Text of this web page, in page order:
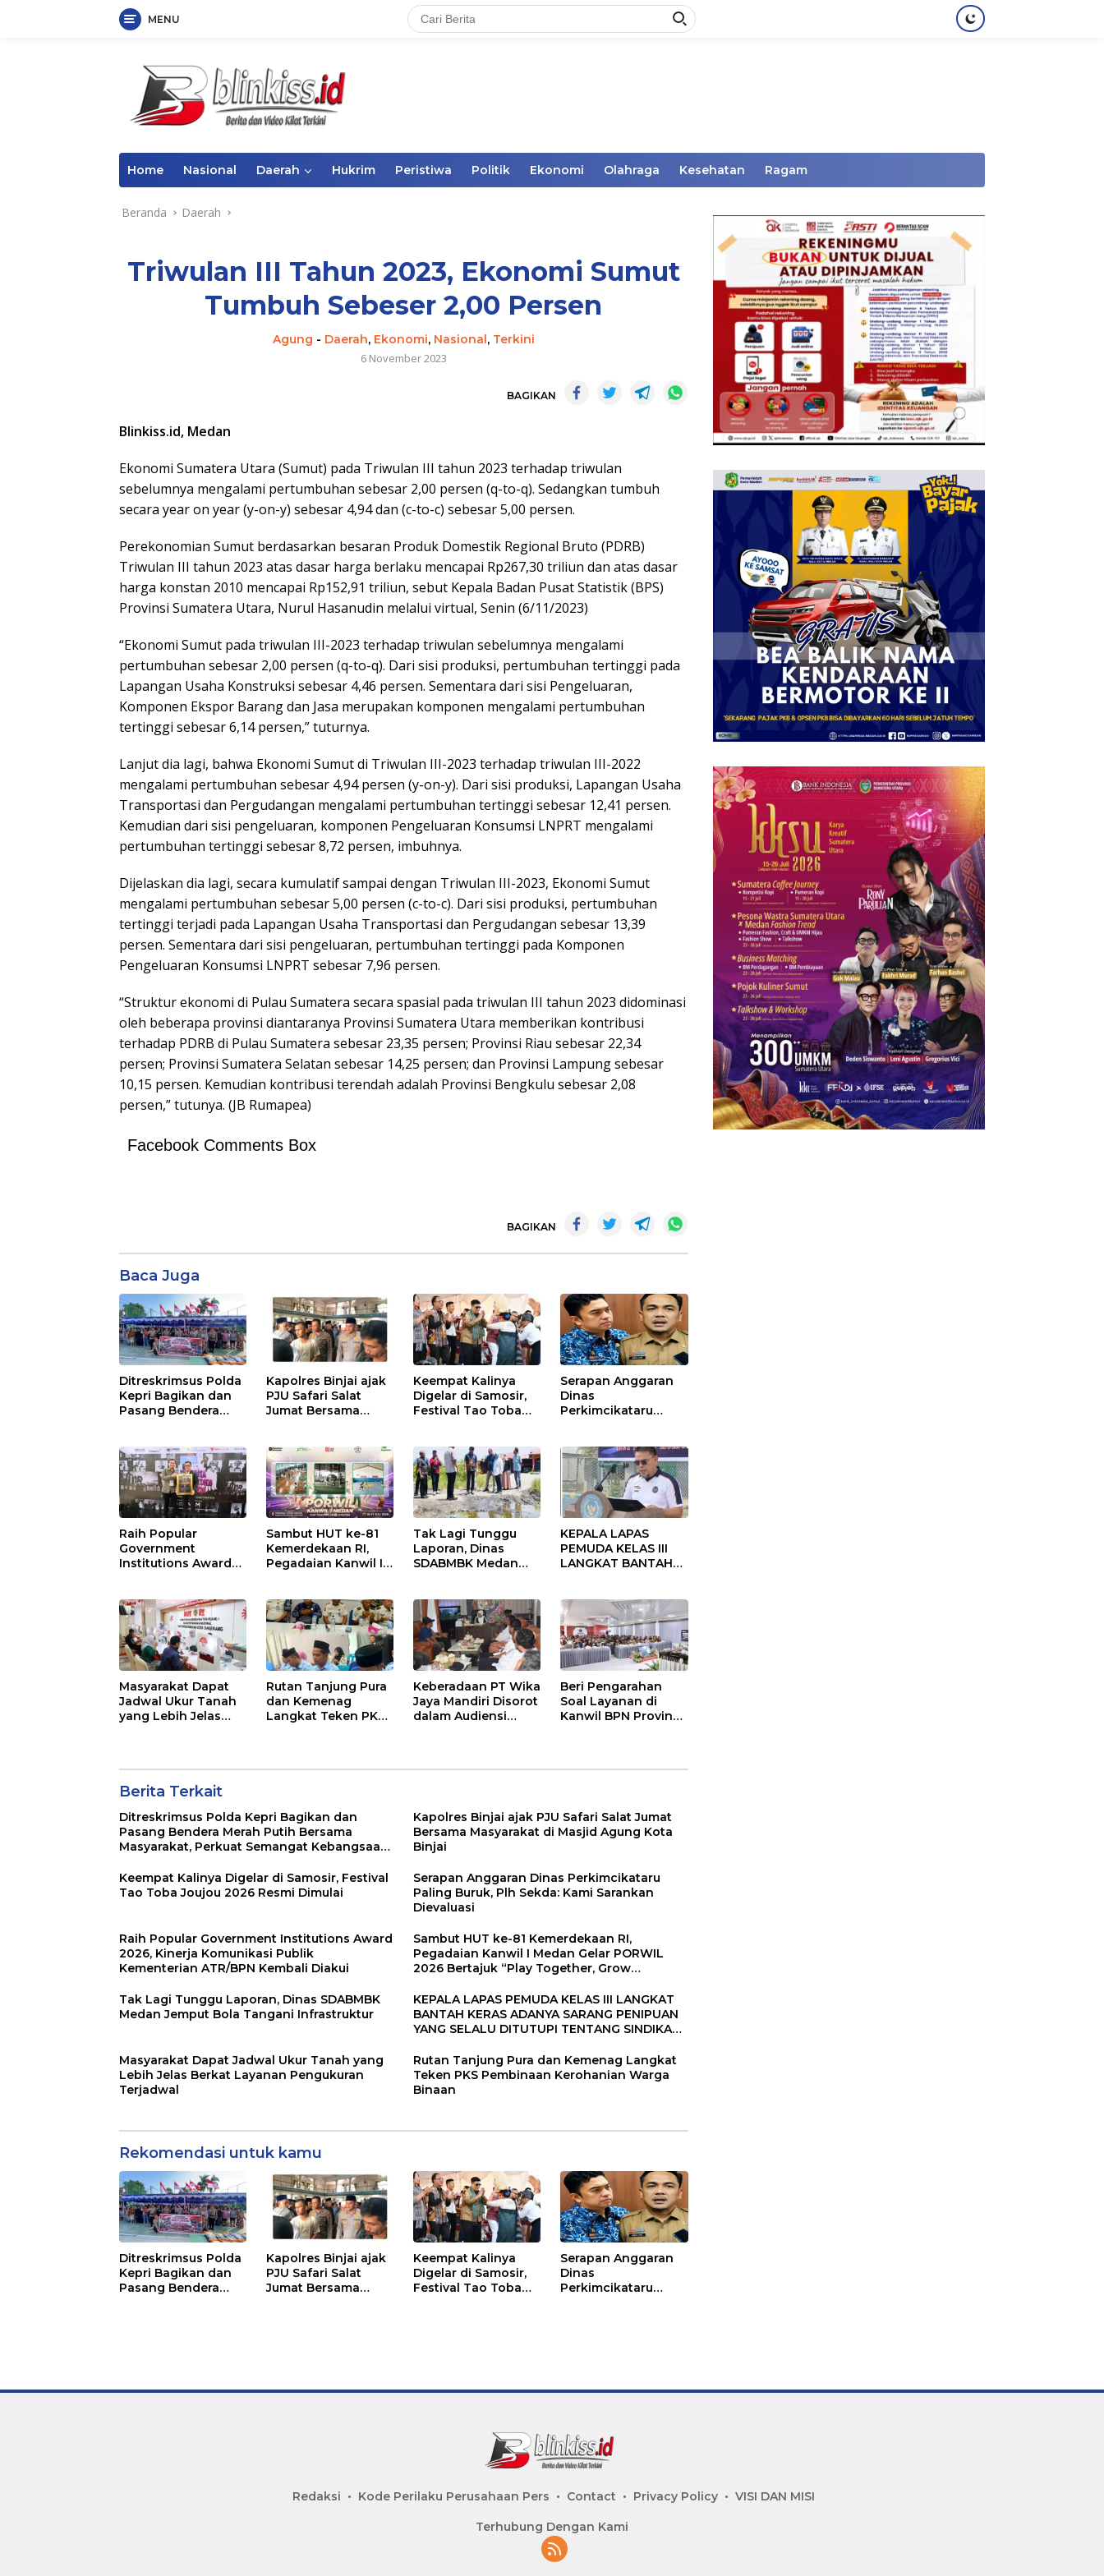
MENU
Home Nasional Daerah Hukrim Peristiwa Politik Ekonomi Olahraga Kesehatan Ragam
Beranda Daerah
Triwulan III Tahun 2023, Ekonomi Sumut
Tumbuh Sebeser 2,00 Persen
Agung - Daerah, Ekonomi, Nasional, Terkini
6 November 2023
BAGIKAN
Blinkiss.id, Medan
Ekonomi Sumatera Utara (Sumut) pada Triwulan III tahun 2023 terhadap triwulan
sebelumnya mengalami pertumbuhan sebesar 2,00 persen (q-to-q). Sedangkan tumbuh
secara year on year (y-on-y) sebesar 4,94 dan (c-to-c) sebesar 5,00 persen.
Perekonomian Sumut berdasarkan besaran Produk Domestik Regional Bruto (PDRB)
Triwulan III tahun 2023 atas dasar harga berlaku mencapai Rp267,30 triliun dan atas dasar
harga konstan 2010 mencapai Rp152,91 triliun, sebut Kepala Badan Pusat Statistik (BPS)
Provinsi Sumatera Utara, Nurul Hasanudin melalui virtual, Senin (6/11/2023)
“Ekonomi Sumut pada triwulan III-2023 terhadap triwulan sebelumnya mengalami
pertumbuhan sebesar 2,00 persen (q-to-q). Dari sisi produksi, pertumbuhan tertinggi pada
Lapangan Usaha Konstruksi sebesar 4,46 persen. Sementara dari sisi Pengeluaran,
Komponen Ekspor Barang dan Jasa merupakan komponen mengalami pertumbuhan
tertinggi sebesar 6,14 persen,” tuturnya.
Lanjut dia lagi, bahwa Ekonomi Sumut di Triwulan III-2023 terhadap triwulan III-2022
mengalami pertumbuhan sebesar 4,94 persen (y-on-y). Dari sisi produksi, Lapangan Usaha
Transportasi dan Pergudangan mengalami pertumbuhan tertinggi sebesar 12,41 persen.
Kemudian dari sisi pengeluaran, komponen Pengeluaran Konsumsi LNPRT mengalami
pertumbuhan tertinggi sebesar 8,72 persen, imbuhnya.
Dijelaskan dia lagi, secara kumulatif sampai dengan Triwulan III-2023, Ekonomi Sumut
mengalami pertumbuhan sebesar 5,00 persen (c-to-c). Dari sisi produksi, pertumbuhan
tertinggi terjadi pada Lapangan Usaha Transportasi dan Pergudangan sebesar 13,39
persen. Sementara dari sisi pengeluaran, pertumbuhan tertinggi pada Komponen
Pengeluaran Konsumsi LNPRT sebesar 7,96 persen.
“Struktur ekonomi di Pulau Sumatera secara spasial pada triwulan III tahun 2023 didominasi
oleh beberapa provinsi diantaranya Provinsi Sumatera Utara memberikan kontribusi
terhadap PDRB di Pulau Sumatera sebesar 23,35 persen; Provinsi Riau sebesar 22,34
persen; Provinsi Sumatera Selatan sebesar 14,25 persen; dan Provinsi Lampung sebesar
10,15 persen. Kemudian kontribusi terendah adalah Provinsi Bengkulu sebesar 2,08
persen,” tutunya. (JB Rumapea)
Facebook Comments Box
BAGIKAN
Baca Juga
Ditreskrimsus Polda
Kepri Bagikan dan
Pasang Bendera
Masyarakat, Perkuat
Semangat
Kebangsaan.
Kapolres Binjai ajak
PJU Safari Salat
Jumat Bersama
Keempat Kalinya
Digelar di Samosir,
Festival Tao Toba
Serapan Anggaran
Dinas
Perkimcikataru
Sarankan Dievaluasi
Raih Popular
Government
Institutions Award
Kementerian
ATR/BPN Kembali
Diakui
Sambut HUT ke-81
Kemerdekaan RI,
Pegadaian Kanwil I
Bertajuk “Play
Together, Grow
Together”
Tak Lagi Tunggu
Laporan, Dinas
SDABMBK Medan
Infrastruktur
KEPALA LAPAS
PEMUDA KELAS III
LANGKAT BANTAH
YANG SELALU
DITUTUPI TENTANG
SINDIKAT PENIPU
PENJUALAN EMAS
Masyarakat Dapat
Jadwal Ukur Tanah
yang Lebih Jelas
Rutan Tanjung Pura
dan Kemenag
Langkat Teken PKS
Keberadaan PT Wika
Jaya Mandiri Disorot
dalam Audiensi
Beri Pengarahan
Soal Layanan di
Kanwil BPN Provinsi
Masyarakat
Berita Terkait
Ditreskrimsus Polda Kepri Bagikan dan
Pasang Bendera Merah Putih Bersama
Masyarakat, Perkuat Semangat Kebangsaan.
Kapolres Binjai ajak PJU Safari Salat Jumat
Bersama Masyarakat di Masjid Agung Kota
Binjai
Keempat Kalinya Digelar di Samosir, Festival
Tao Toba Joujou 2026 Resmi Dimulai
Serapan Anggaran Dinas Perkimcikataru
Paling Buruk, Plh Sekda: Kami Sarankan
Dievaluasi
Raih Popular Government Institutions Award
2026, Kinerja Komunikasi Publik
Kementerian ATR/BPN Kembali Diakui
Sambut HUT ke-81 Kemerdekaan RI,
Pegadaian Kanwil I Medan Gelar PORWIL
2026 Bertajuk “Play Together, Grow
Tak Lagi Tunggu Laporan, Dinas SDABMBK
Medan Jemput Bola Tangani Infrastruktur
KEPALA LAPAS PEMUDA KELAS III LANGKAT
BANTAH KERAS ADANYA SARANG PENIPUAN
YANG SELALU DITUTUPI TENTANG SINDIKAT
Masyarakat Dapat Jadwal Ukur Tanah yang
Lebih Jelas Berkat Layanan Pengukuran
Terjadwal
Rutan Tanjung Pura dan Kemenag Langkat
Teken PKS Pembinaan Kerohanian Warga
Binaan
Rekomendasi untuk kamu
Ditreskrimsus Polda
Kepri Bagikan dan
Pasang Bendera
Kapolres Binjai ajak
PJU Safari Salat
Jumat Bersama
Keempat Kalinya
Digelar di Samosir,
Festival Tao Toba
Serapan Anggaran
Dinas
Perkimcikataru
Redaksi Kode Perilaku Perusahaan Pers Contact Privacy Policy VISI DAN MISI
Terhubung Dengan Kami